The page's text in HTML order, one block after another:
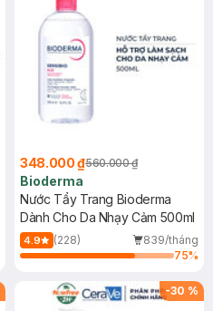
348.000 ₫560.000 ₫
Bioderma
Nước Tẩy Trang Bioderma
Dành Cho Da Nhạy Cảm 500ml
4.9 (228)
839/tháng
75%
-30 %